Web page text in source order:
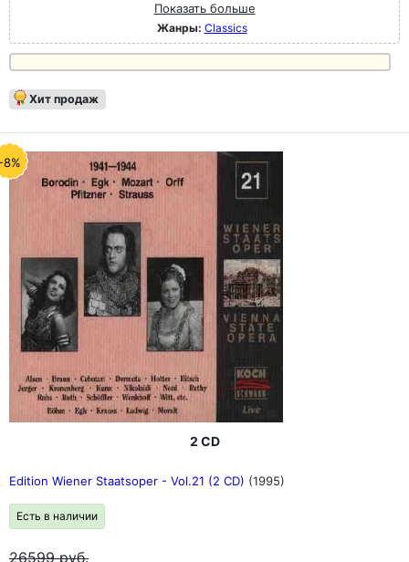
Показать больше
Жанры: Classics
Хит продаж
8%
2 CD
Edition Wiener Staatsoper - Vol.21 (2 CD) (1995)
Есть в наличии
26599руб.